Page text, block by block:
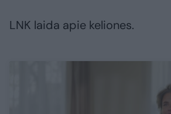
LNK laida apie keliones.